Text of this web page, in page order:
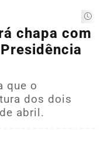
chapa com
que o
dos dois
abril.